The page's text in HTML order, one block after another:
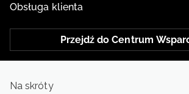
Obsługa klienta
Przejdź do Centrum
Na skróty